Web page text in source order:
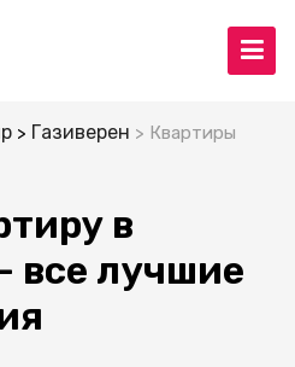
Газиверен Квартиры
в
все лучшие